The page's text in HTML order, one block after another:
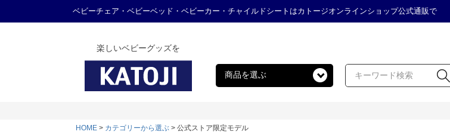
ベビーチェア・ベビーベッド・ベビーカー・チャイルドシートはカトージオンラインショップ公式通販で
楽しいベビーグッズを
商品を選ぶ
HOME カテゴリーから選ぶ 公式ストア限定モデル